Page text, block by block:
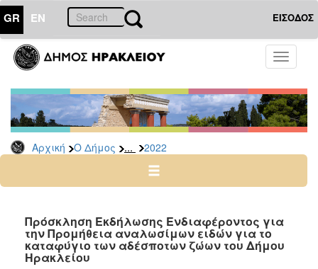
GR EN ΕΙΣΟΔΟΣ
Toggle
Αρχική Ο Δήμος ... 2022
ΔΗΜΟΣ
Διακηρύξεις
Δημοπρασίες
Αρχείο
2025
2023
2022
Πρόσκληση Εκδήλωσης Ενδιαφέροντος για
την Προμήθεια αναλωσίμων ειδών για το
καταφύγιο των αδέσποτων ζώων του Δήμου
Ηρακλείου